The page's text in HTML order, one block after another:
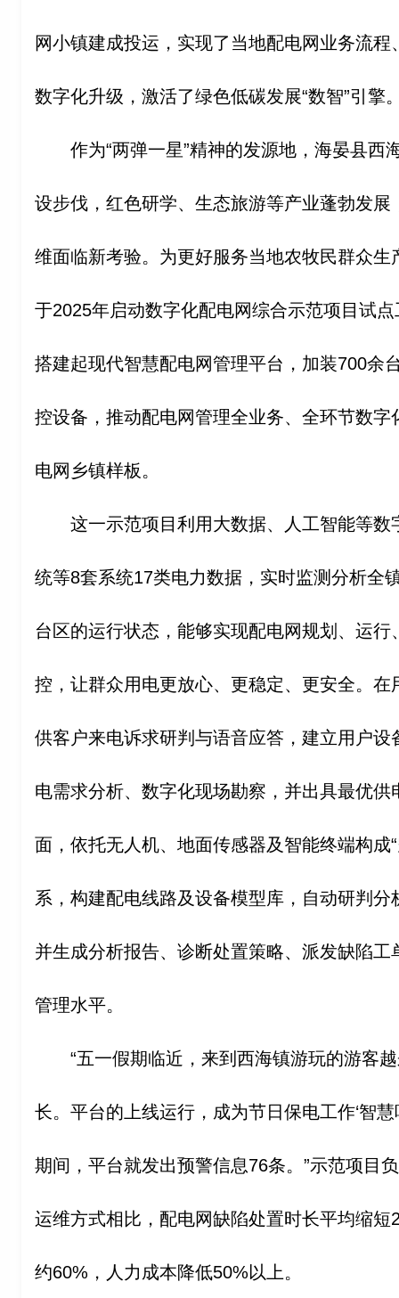
网小镇建成投运，实现了当地配电网业务流
数字化升级，激活了绿色低碳发展“数智”引擎
作为“两弹一星”精神的发源地，海晏县西
设步伐，红色研学、生态旅游等产业蓬勃发
维面临新考验。为更好服务当地农牧民群众
于2025年启动数字化配电网综合示范项目试
搭建起现代智慧配电网管理平台，加装700余
控设备，推动配电网管理全业务、全环节数
电网乡镇样板。
这一示范项目利用大数据、人工智能等
统等8套系统17类电力数据，实时监测分析全
台区的运行状态，能够实现配电网规划、运
控，让群众用电更放心、更稳定、更安全。
供客户来电诉求研判与语音应答，建立用户
电需求分析、数字化现场勘察，并出具最优
面，依托无人机、地面传感器及智能终端构成
系，构建配电线路及设备模型库，自动研判
并生成分析报告、诊断处置策略、派发缺陷
管理水平。
“五一假期临近，来到西海镇游玩的游客
长。平台的上线运行，成为节日保电工作‘智
期间，平台就发出预警信息76条。”示范项目
运维方式相比，配电网缺陷处置时长平均缩
约60%，人力成本降低50%以上。